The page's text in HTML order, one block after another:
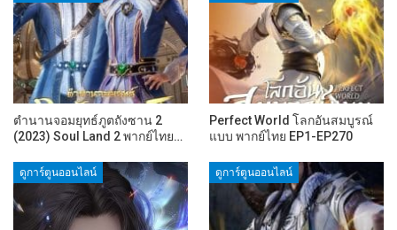
ตำนานจอมยุทธ์ภูตถังซาน 2
(2023) Soul Land 2 พากย์ไทย…
Perfect World โลกอันสมบูรณ์
แบบ พากย์ไทย EP1-EP270
ดูการ์ตูนออนไลน์ ดูการ์ตูนออนไลน์